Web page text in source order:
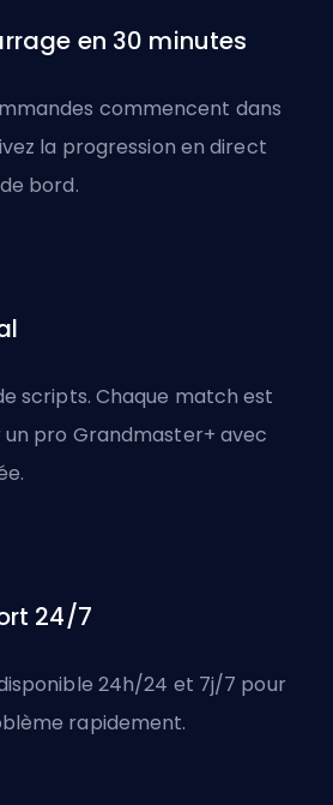
en 30 minutes
commencent dans
la progression en direct
bord.
scripts. Chaque match est
un pro Grandmaster+ avec
24/7
24h/24 et 7j/7 pour
rapidement.